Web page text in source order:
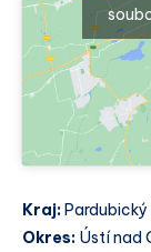
Kraj: Pardubický
Okres: Ústí nad